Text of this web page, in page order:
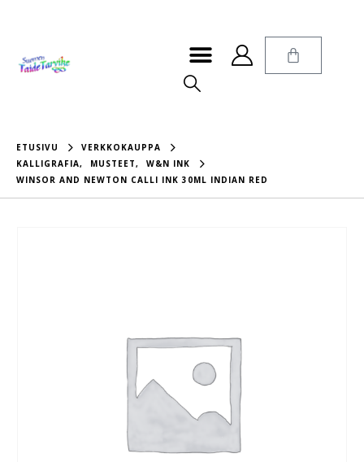
ETUSIVU
VERKKOKAUPPA
KALLIGRAFIA, MUSTEET,
W&N INK
WINSOR AND NEWTON CALLI INK 30ML INDIAN RED